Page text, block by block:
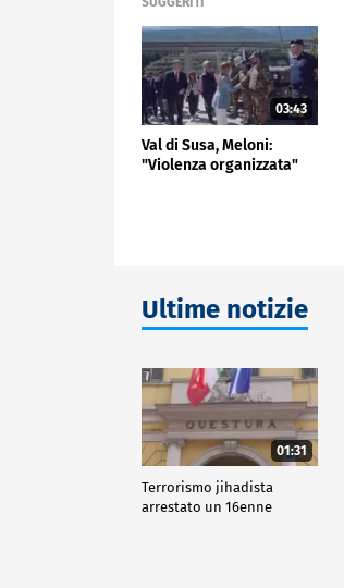
03:43
Val di Susa, Meloni:
"Violenza organizzata"
Ultime notizie
01:31
Terrorismo jihadista
arrestato un 16enne